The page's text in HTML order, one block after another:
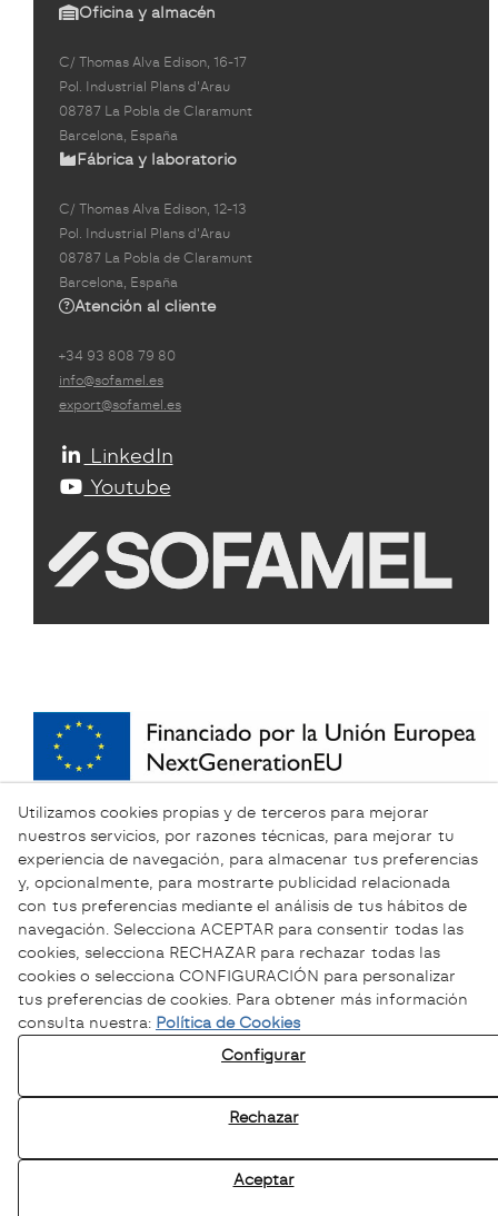
Oficina y almacén
C/ Thomas Alva Edison, 16-17
Pol. Industrial Plans d'Arau
08787 La Pobla de Claramunt
Barcelona, España
Fábrica y laboratorio
C/ Thomas Alva Edison, 12-13
Pol. Industrial Plans d'Arau
08787 La Pobla de Claramunt
Barcelona, España
Atención al cliente
+34 93 808 79 80
info@sofamel.es
export@sofamel.es
LinkedIn
Youtube
Utilizamos cookies propias y de terceros para mejorar
nuestros servicios, por razones técnicas, para mejorar tu
experiencia de navegación, para almacenar tus preferencias
y, opcionalmente, para mostrarte publicidad relacionada
con tus preferencias mediante el análisis de tus hábitos de
navegación. Selecciona ACEPTAR para consentir todas las
cookies, selecciona RECHAZAR para rechazar todas las
cookies o selecciona CONFIGURACIÓN para personalizar
tus preferencias de cookies. Para obtener más información
consulta nuestra: Política de Cookies
Configurar
Rechazar
Aceptar